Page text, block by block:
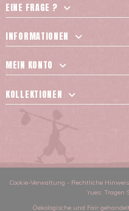
EINE FRAGE ?
INFORMATIONEN
MEIN KONTO
KOLLEKTIONEN
Cookie-Verwaltung - Rechtliche
´rues: Tragen
Öekologische und Fair